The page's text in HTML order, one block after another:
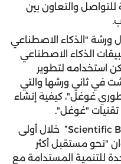
والتعاون بين
"الذكاء الاصطناعي
الذكاء الاصطناعي
استخدامه لتطوير
في ثاني ورشها والتي
غوغل"، كيفية إنشاء
تقنيات "غوغل".
وبحثت “Scientific Business Solutions” خلال أولى
"نحو مستقبل أكثر
للتنمية المستدامة مع